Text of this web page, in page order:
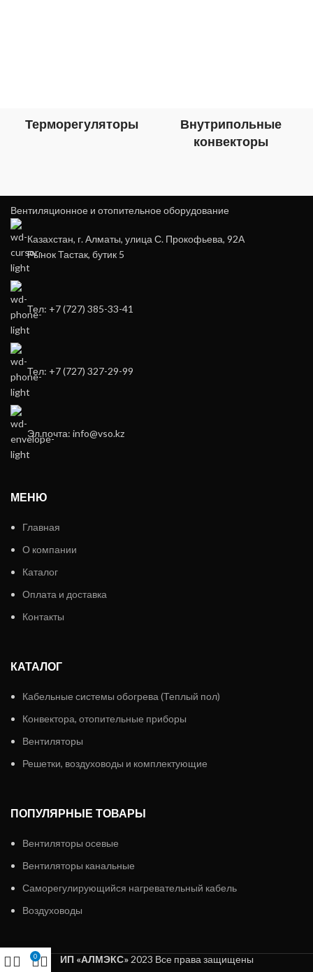
Терморегуляторы
Внутрипольные
конвекторы
Вентиляционное и отопительное оборудование
Казахстан, г. Алматы, улица С. Прокофьева, 92А
Рынок Тастак, бутик 5
Тел: +7 (727) 385-33-41
Тел: +7 (727) 327-29-99
Эл.почта: info@vso.kz
МЕНЮ
Главная
О компании
Каталог
Оплата и доставка
Контакты
КАТАЛОГ
Кабельные системы обогрева (Теплый пол)
Конвектора, отопительные приборы
Вентиляторы
Решетки, воздуховоды и комплектующие
ПОПУЛЯРНЫЕ ТОВАРЫ
Вентиляторы осевые
Вентиляторы канальные
Саморегулирующийся нагревательный кабель
Воздуховоды
ИП «АЛМЭКС»2023 Все права защищены
0